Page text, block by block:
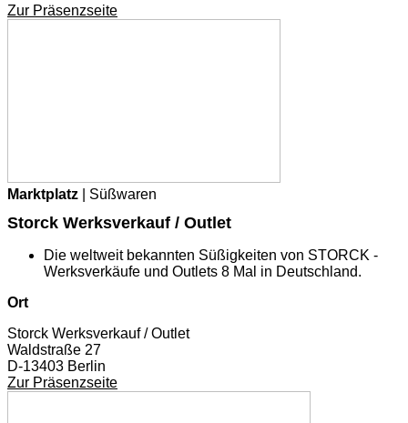
Zur Präsenzseite
Marktplatz | Süßwaren
Storck Werksverkauf / Outlet
Die weltweit bekannten Süßigkeiten von STORCK -
Werksverkäufe und Outlets 8 Mal in Deutschland.
Ort
Storck Werksverkauf / Outlet
Waldstraße 27
D-13403 Berlin
Zur Präsenzseite